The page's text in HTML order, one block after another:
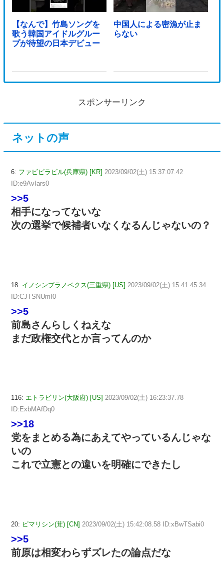
【なんで】竹島ソングを
歌う韓国アイドルグルー
プが待望の日本デビュー
中国人による密漁が止ま
らない
スポンサーリンク
ネットの声
6: ファビピラビル(兵庫県) [KR] 2023/09/02(土) 15:37:07.42
ID:e9AvIars0
>>5
相手になってないな
次の選挙で候補者いなくなるんじゃないの？
18: イノシンプラノベクス(三重県) [US] 2023/09/02(土) 15:41:45.34
ID:CJTSNUmI0
>>5
前島さんらしくねえな
まだ政権交代とか言ってんのか
116: エトラビリン(大阪府) [US] 2023/09/02(土) 16:23:37.78
ID:ExbMAfDq0
>>18
党をまとめる為にあえてやっているんじゃな
いの
これで立憲との違いを明確にできたし
20: ピマリシン(茸) [CN] 2023/09/02(土) 15:42:08.58 ID:xBwTSabi0
>>5
前原は相変わらずズレたの論点だな